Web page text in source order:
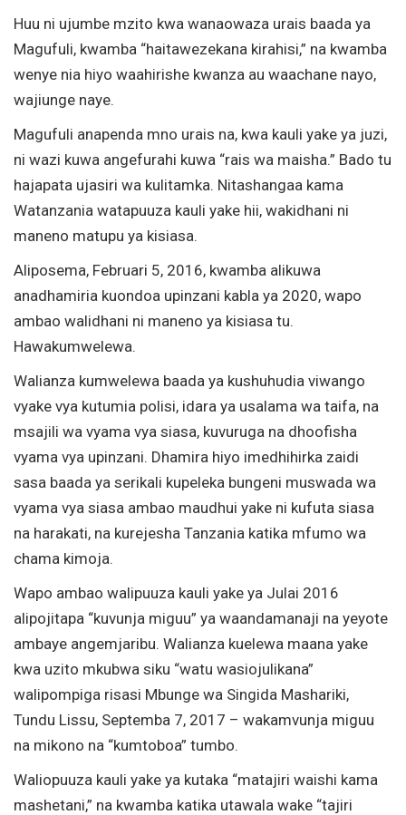
Huu ni ujumbe mzito kwa wanaowaza urais baada ya
Magufuli, kwamba “haitawezekana kirahisi,” na kwamba
wenye nia hiyo waahirishe kwanza au waachane nayo,
wajiunge naye.
Magufuli anapenda mno urais na, kwa kauli yake ya juzi,
ni wazi kuwa angefurahi kuwa “rais wa maisha.” Bado tu
hajapata ujasiri wa kulitamka. Nitashangaa kama
Watanzania watapuuza kauli yake hii, wakidhani ni
maneno matupu ya kisiasa.
Aliposema, Februari 5, 2016, kwamba alikuwa
anadhamiria kuondoa upinzani kabla ya 2020, wapo
ambao walidhani ni maneno ya kisiasa tu.
Hawakumwelewa.
Walianza kumwelewa baada ya kushuhudia viwango
vyake vya kutumia polisi, idara ya usalama wa taifa, na
msajili wa vyama vya siasa, kuvuruga na dhoofisha
vyama vya upinzani. Dhamira hiyo imedhihirka zaidi
sasa baada ya serikali kupeleka bungeni muswada wa
vyama vya siasa ambao maudhui yake ni kufuta siasa
na harakati, na kurejesha Tanzania katika mfumo wa
chama kimoja.
Wapo ambao walipuuza kauli yake ya Julai 2016
alipojitapa “kuvunja miguu” ya waandamanaji na yeyote
ambaye angemjaribu. Walianza kuelewa maana yake
kwa uzito mkubwa siku “watu wasiojulikana”
walipompiga risasi Mbunge wa Singida Mashariki,
Tundu Lissu, Septemba 7, 2017 – wakamvunja miguu
na mikono na “kumtoboa” tumbo.
Waliopuuza kauli yake ya kutaka “matajiri waishi kama
mashetani,” na kwamba katika utawala wake “tajiri